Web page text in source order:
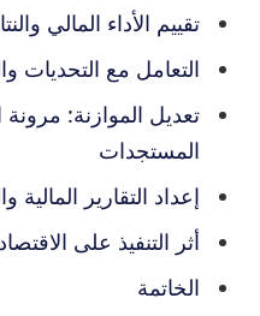
تقييم الأداء المالي
التعامل مع التحديات
تعديل الموازنة: مرونة
المستجدات
إعداد التقارير المالية
أثر التنفيذ على
الخاتمة